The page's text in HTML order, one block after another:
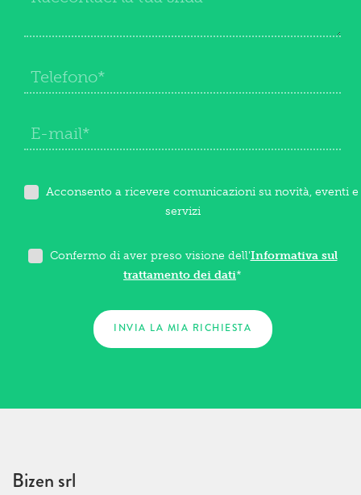
Acconsento a ricevere comunicazioni su novità, eventi e
servizi
Confermo di aver preso visione dell'Informativa sul
trattamento dei dati*
Bizen srl